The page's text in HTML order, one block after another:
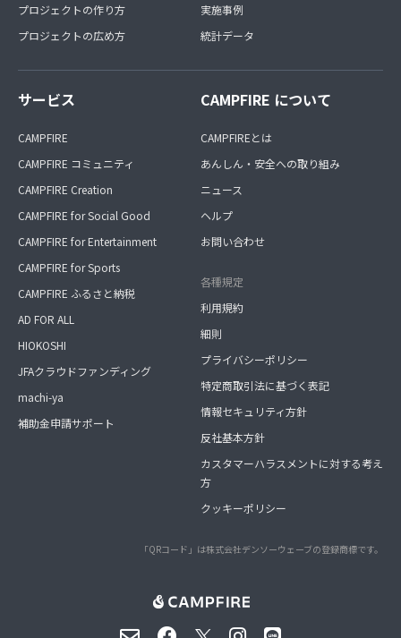
プロジェクトの作り方
プロジェクトの広め方
実施事例
統計データ
サービス
CAMPFIRE
CAMPFIRE コミュニティ
CAMPFIRE Creation
CAMPFIRE for Social Good
CAMPFIRE for Entertainment
CAMPFIRE for Sports
CAMPFIRE ふるさと納税
AD FOR ALL
HIOKOSHI
JFAクラウドファンディング
machi-ya
補助金申請サポート
CAMPFIRE について
CAMPFIREとは
あんしん・安全への取り組み
ニュース
ヘルプ
お問い合わせ
各種規定
利用規約
細則
プライバシーポリシー
特定商取引法に基づく表記
情報セキュリティ方針
反社基本方針
カスタマーハラスメントに対する考え
方
クッキーポリシー
「QRコード」は株式会社デンソーウェーブの登録商標です。